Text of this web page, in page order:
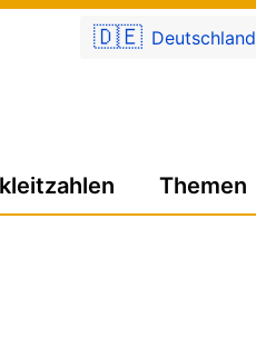
🇩🇪 Deutschland
Themen